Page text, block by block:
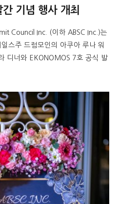
기념 행사 개최
Council Inc. (이하 ABSC Inc.)는
스주 드럼모인의 아쿠아 루나 워
디너와 EKONOMOS 7호 공식 발